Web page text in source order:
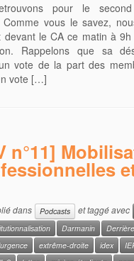
pour le
vous le savez,
devant le CA ce matin à
Rappelons que sa
vote de la part des
vote […]
n°11]
dans Podcasts et taggé avec
Darmanin
extrême-droite idex